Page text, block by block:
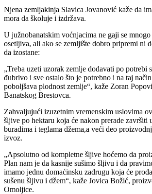
Njena zemljakinja Slavica Jovanović kaže da
mora da školuje i izdržava.
U južnobanatskim voćnjacima ne gaji se
osetljiva, ali ako se zemljište dobro pripremi ni
da izostane:
„Treba uzeti uzorak zemlje dodavati po potrebi
đubrivo i sve ostalo što je potrebno i na taj
poboljšava plodnost zemlje“, kaže Zoran
Banatskog Brestovca.
Zahvaljujući izuzetnim vremenskim uslovima
šljive po hektaru koja će nakon prerade završiti
buradima i teglama džema,a veći deo
izvoz.
„Apsolutno od kompletne šljive hoćemo da
Plan nam je da kasnije sušimo šljivu i da
imamo jednu domaćinsku zadrugu koja će
sušenu šljivu i džem“, kaže Jovica Božić,
Omoljice.